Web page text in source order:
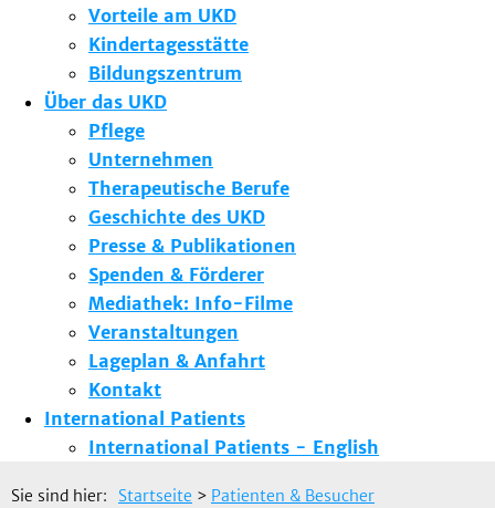
Vorteile am UKD
Kindertagesstätte
Bildungszentrum
Über das UKD
Pflege
Unternehmen
Therapeutische Berufe
Geschichte des UKD
Presse & Publikationen
Spenden & Förderer
Mediathek: Info-Filme
Veranstaltungen
Lageplan & Anfahrt
Kontakt
International Patients
International Patients - English
Sie sind hier: Startseite > Patienten & Besucher